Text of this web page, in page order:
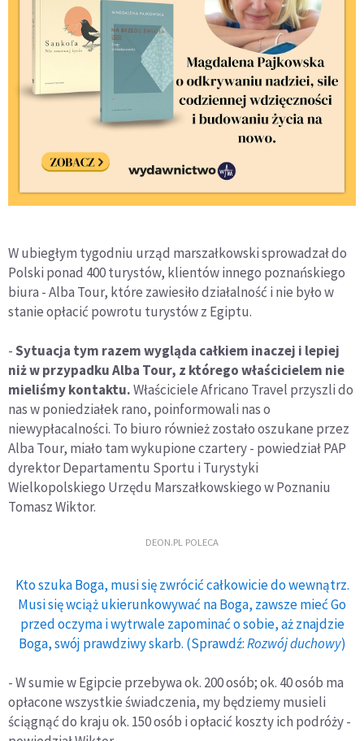
W ubiegłym tygodniu urząd marszałkowski sprowadzał do
Polski ponad 400 turystów, klientów innego poznańskiego
biura - Alba Tour, które zawiesiło działalność i nie było w
stanie opłacić powrotu turystów z Egiptu.
-Sytuacja tym razem wygląda całkiem inaczej i lepiej
niż w przypadku Alba Tour, z którego właścicielem nie
mieliśmy kontaktu.Właściciele Africano Travel przyszli do
nas w poniedziałek rano, poinformowali nas o
niewypłacalności. To biuro również zostało oszukane przez
Alba Tour, miało tam wykupione czartery - powiedział PAP
dyrektor Departamentu Sportu i Turystyki
Wielkopolskiego Urzędu Marszałkowskiego w Poznaniu
Tomasz Wiktor.
DEON.PL POLECA
Kto szuka Boga, musi się zwrócić całkowicie do wewnątrz.
Musi się wciąż ukierunkowywać na Boga, zawsze mieć Go
przed oczyma i wytrwale zapominać o sobie, aż znajdzie
Boga, swój prawdziwy skarb. (Sprawdź:Rozwój duchowy)
- W sumie w Egipcie przebywa ok. 200 osób; ok. 40 osób ma
opłacone wszystkie świadczenia, my będziemy musieli
ściągnąć do kraju ok. 150 osób i opłacić koszty ich podróży -